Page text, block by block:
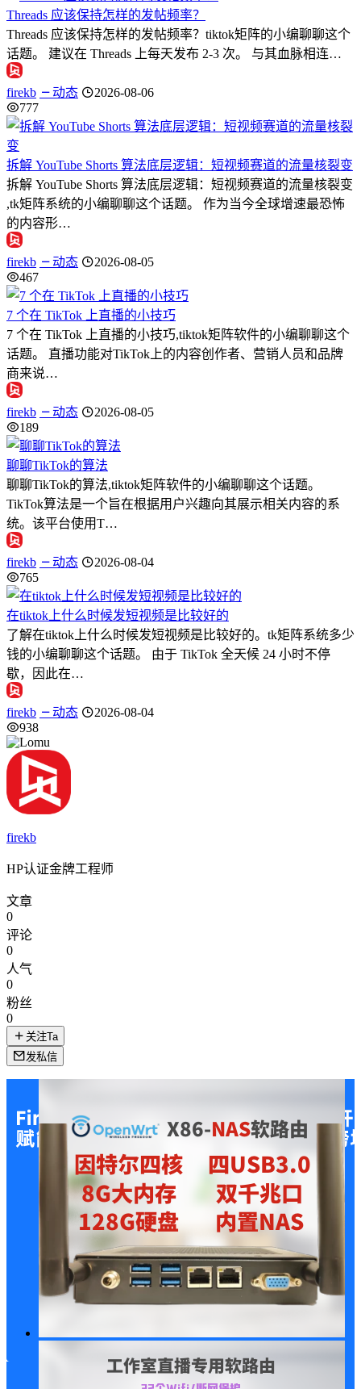
Threads 应该保持怎样的发帖频率？
Threads 应该保持怎样的发帖频率？tiktok矩阵的小编聊聊这个
话题。 建议在 Threads 上每天发布 2-3 次。 与其血脉相连…
firekb 动态
2026-08-06
777
拆解 YouTube Shorts 算法底层逻辑：短视频赛道的流量核裂变
拆解 YouTube Shorts 算法底层逻辑：短视频赛道的流量核裂变
,tk矩阵系统的小编聊聊这个话题。 作为当今全球增速最恐怖
的内容形…
firekb 动态
2026-08-05
467
7 个在 TikTok 上直播的小技巧
7 个在 TikTok 上直播的小技巧,tiktok矩阵软件的小编聊聊这个
话题。 直播功能对TikTok上的内容创作者、营销人员和品牌
商来说…
firekb 动态
2026-08-05
189
聊聊TikTok的算法
聊聊TikTok的算法,tiktok矩阵软件的小编聊聊这个话题。
TikTok算法是一个旨在根据用户兴趣向其展示相关内容的系
统。该平台使用T…
firekb 动态
2026-08-04
765
在tiktok上什么时候发短视频是比较好的
了解在tiktok上什么时候发短视频是比较好的。tk矩阵系统多少
钱的小编聊聊这个话题。 由于 TikTok 全天候 24 小时不停
歇，因此在…
firekb 动态
2026-08-04
938
firekb
HP认证金牌工程师
文章
0
评论
0
人气
0
粉丝
0
关注Ta
发私信